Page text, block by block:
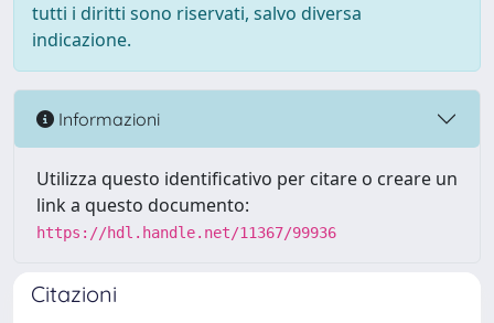
tutti i diritti sono riservati, salvo diversa
indicazione.
Informazioni
Utilizza questo identificativo per citare o creare un
link a questo documento:
https://hdl.handle.net/11367/99936
Citazioni